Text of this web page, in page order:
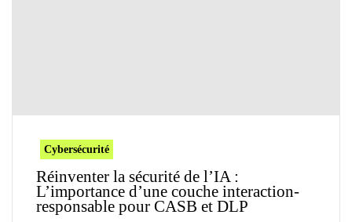
Cybersécurité
Réinventer la sécurité de l’IA :
L’importance d’une couche interaction-
responsable pour CASB et DLP